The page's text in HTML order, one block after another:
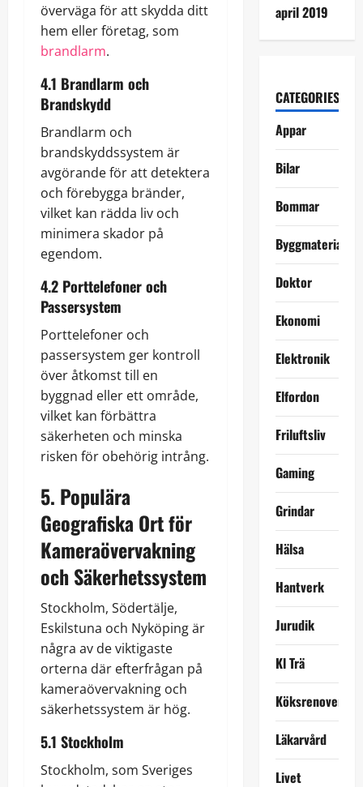
överväga för att skydda ditt
hem eller företag, som
brandlarm.
4.1 Brandlarm och
Brandskydd
Brandlarm och
brandskyddssystem är
avgörande för att detektera
och förebygga bränder,
vilket kan rädda liv och
minimera skador på
egendom.
4.2 Porttelefoner och
Passersystem
Porttelefoner och
passersystem ger kontroll
över åtkomst till en
byggnad eller ett område,
vilket kan förbättra
säkerheten och minska
risken för obehörig intrång.
5. Populära
Geografiska Ort för
Kameraövervakning
och Säkerhetssystem
Stockholm, Södertälje,
Eskilstuna och Nyköping är
några av de viktigaste
orterna där efterfrågan på
kameraövervakning och
säkerhetssystem är hög.
5.1 Stockholm
Stockholm, som Sveriges
april 2019
CATEGORIES
Appar
Bilar
Bommar
Byggmaterial
Doktor
Ekonomi
Elektronik
Elfordon
Friluftsliv
Gaming
Grindar
Hälsa
Hantverk
Jurudik
Kl Trä
Köksrenovering
Läkarvård
Livet